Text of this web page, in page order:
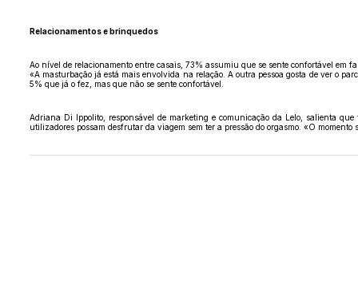
Relacionamentos e brinquedos
Ao nível de relacionamento entre casais, 73% assumiu que se sente confortável em
«A masturbação já está mais envolvida na relação. A outra pessoa gosta de ver o
5% que já o fez, mas que não se sente confortável.
Adriana Di Ippolito, responsável de marketing e comunicação da Lelo, salienta
utilizadores possam desfrutar da viagem sem ter a pressão do orgasmo. «O